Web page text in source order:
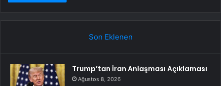
Son Eklenen
Trump’tan İran Anlaşması Açıklaması
Ağustos 8, 2026